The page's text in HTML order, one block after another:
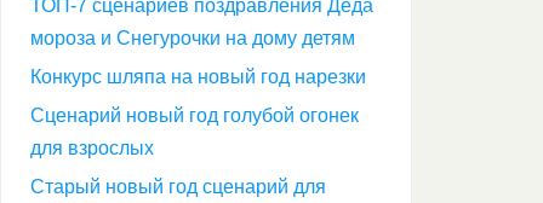
С
ц
е
ТОП-7 сценариев поздравления Деда
мороза и Снегурочки на дому детям
Конкурс шляпа на новый год нарезки
Сценарий новый год голубой огонек
для взрослых
Старый новый год сценарий для